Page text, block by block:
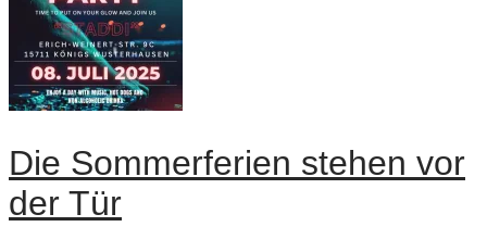
Die Sommerferien stehen vor
der Tür